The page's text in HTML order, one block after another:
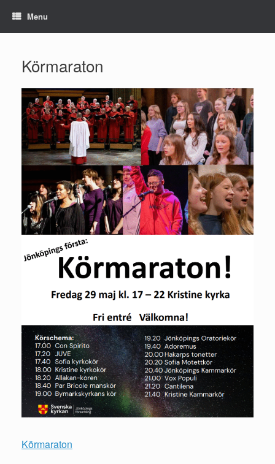
Menu
Körmaraton
Körmaraton